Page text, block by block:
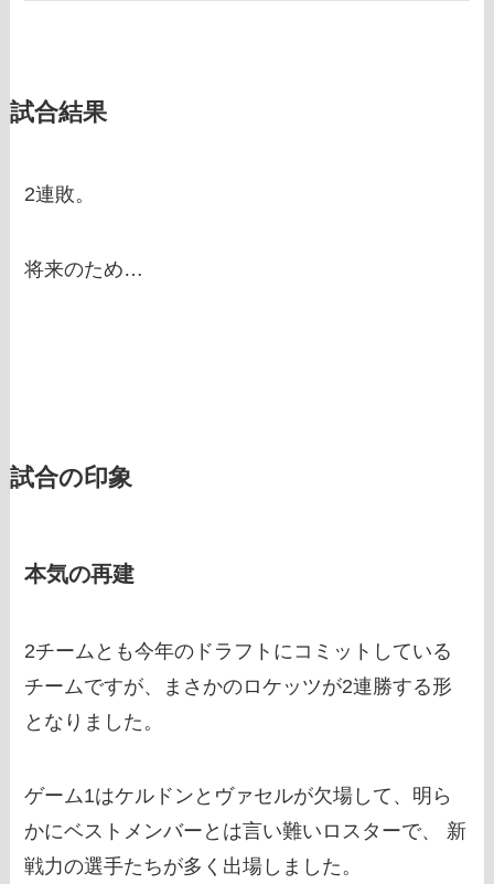
試合結果
2連敗。
将来のため…
試合の印象
本気の再建
2チームとも今年のドラフトにコミットしている
チームですが、まさかのロケッツが2連勝する形
となりました。
ゲーム1はケルドンとヴァセルが欠場して、明ら
かにベストメンバーとは言い難いロスターで、 新
戦力の選手たちが多く出場しました。